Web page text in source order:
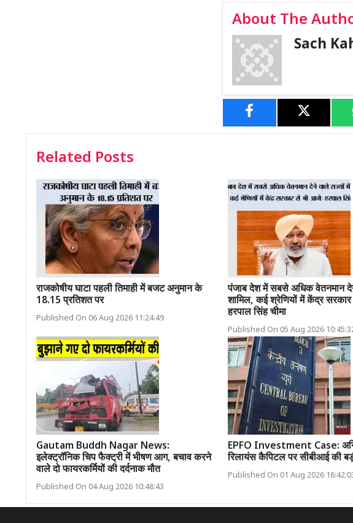
About The
Sach
Related Posts
राजकोषीय घाटा पहली तिमाही में बजट अनुमान के
18.15 प्रतिशत पर
Published On 06 Aug 2026 11:24:49
पंजाब देश में सबसे अधिक वेतनमान
शामिल, कई श्रेणियों में केंद्र
हरपाल सिंह चीमा
Published On 05 Aug 2026
Gautam Buddh Nagar News:
इलेक्ट्रॉनिक चिप फैक्ट्री में भीषण आग, बचाव करने
वाले दो फायरकर्मियों की दर्दनाक मौत
Published On 04 Aug 2026 10:48:43
EPFO Investment Case:
रिलायंस कैपिटल पर सीबीआई की
Published On 01 Aug 2026